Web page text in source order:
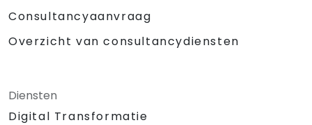
Consultancyaanvraag
Overzicht van consultancydiensten
Diensten
Digital Transformatie